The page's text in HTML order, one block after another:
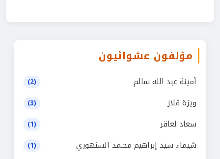
مؤلفون عشوائيون
أمينة عبد الله سالم (2)
ويزة ڤلاز (3)
سعاد لعاقر (1)
شيماء سيد إبراهيم محـمد السنهوري (1)